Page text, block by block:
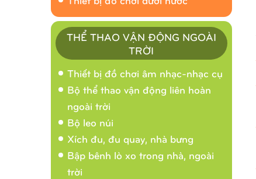
THỂ THAO VẬN ĐỘNG NGOÀI
TRỜI
Thiết bị đồ chơi âm nhạc-nhạc cụ
Bộ thể thao vận động liên hoàn
ngoài trời
Bộ leo núi
Xích đu, đu quay, nhà bưng
Bập bênh lò xo trong nhà, ngoài
trời